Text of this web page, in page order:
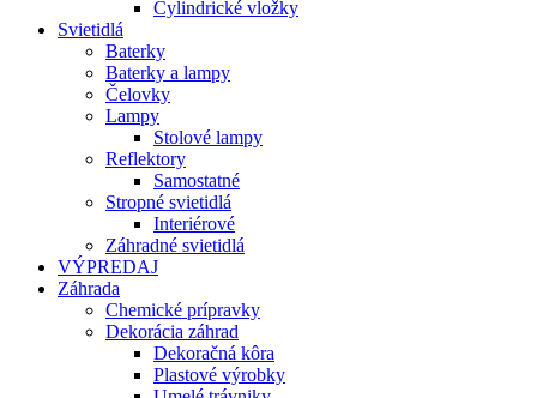
Cylindrické vložky
Svietidlá
Baterky
Baterky a lampy
Čelovky
Lampy
Stolové lampy
Reflektory
Samostatné
Stropné svietidlá
Interiérové
Záhradné svietidlá
VÝPREDAJ
Záhrada
Chemické prípravky
Dekorácia záhrad
Dekoračná kôra
Plastové výrobky